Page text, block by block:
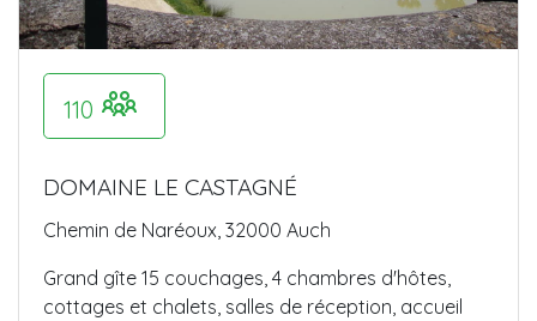
110
DOMAINE LE CASTAGNÉ
Chemin de Naréoux, 32000 Auch
Grand gîte 15 couchages, 4 chambres d'hôtes,
cottages et chalets, salles de réception, accueil